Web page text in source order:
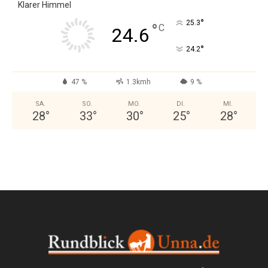
Klarer Himmel
24.6 °C 25.3°
24.2°
47 % 1.3kmh 9 %
SA.
28°
SO.
33°
MO.
30°
DI.
25°
MI.
28°